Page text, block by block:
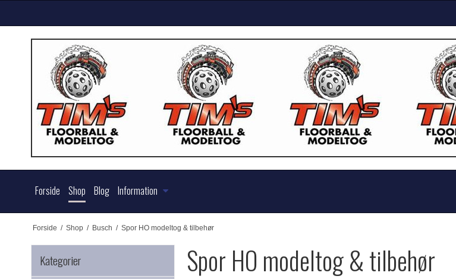
Forside Shop Blog Information
Forside / Shop / Busch / Spor HO modeltog & tilbehør
Kategorier Spor HO modeltog & tilbehør